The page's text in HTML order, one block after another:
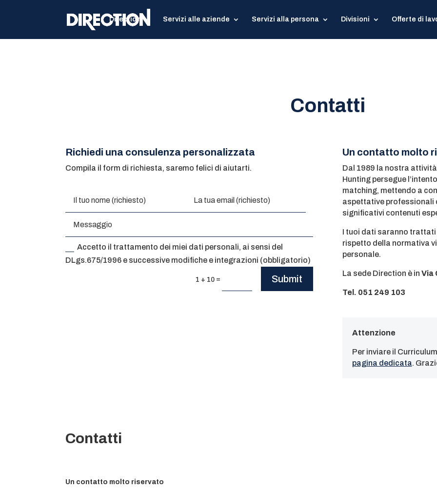
Direction Servizi alle aziende Servizi alla persona Divisioni Offerte di
Contatti
Richiedi una consulenza personalizzata
Compila il form di richiesta, saremo felici di aiutarti.
Accetto il trattamento dei miei dati personali, ai sensi del
DLgs.675/1996 e successive modifiche e integrazioni (obbligatorio)
1 + 10 = Submit
Un contatto molto
Dal 1989 la nostra attività
Hunting persegue
matching, mettendo a
aspettative professionali
significativi contenuti
I tuoi dati saranno
rispetto della normativa
personale.
La sede Direction è in Via
Tel. 051 249 103
Attenzione
Per inviare il
pagina dedicata.
Contatti
Un contatto molto riservato